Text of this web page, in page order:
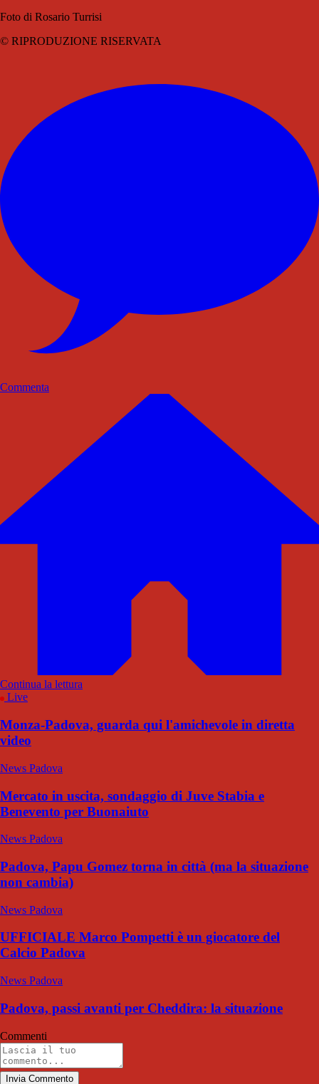
Foto di Rosario Turrisi
© RIPRODUZIONE RISERVATA
Commenta
Continua la lettura
Live
Monza-Padova, guarda qui l'amichevole in diretta
video
News Padova
Mercato in uscita, sondaggio di Juve Stabia e
Benevento per Buonaiuto
News Padova
Padova, Papu Gomez torna in città (ma la situazione
non cambia)
News Padova
UFFICIALE Marco Pompetti è un giocatore del
Calcio Padova
News Padova
Padova, passi avanti per Cheddira: la situazione
Commenti
Invia Commento